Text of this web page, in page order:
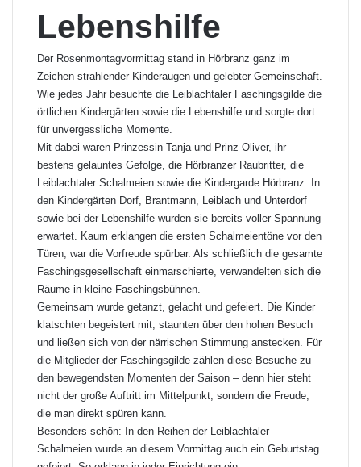
Lebenshilfe
Der Rosenmontagvormittag stand in Hörbranz ganz im
Zeichen strahlender Kinderaugen und gelebter Gemeinschaft.
Wie jedes Jahr besuchte die Leiblachtaler Faschingsgilde die
örtlichen Kindergärten sowie die Lebenshilfe und sorgte dort
für unvergessliche Momente.
Mit dabei waren Prinzessin Tanja und Prinz Oliver, ihr
bestens gelauntes Gefolge, die Hörbranzer Raubritter, die
Leiblachtaler Schalmeien sowie die Kindergarde Hörbranz. In
den Kindergärten Dorf, Brantmann, Leiblach und Unterdorf
sowie bei der Lebenshilfe wurden sie bereits voller Spannung
erwartet. Kaum erklangen die ersten Schalmeientöne vor den
Türen, war die Vorfreude spürbar. Als schließlich die gesamte
Faschingsgesellschaft einmarschierte, verwandelten sich die
Räume in kleine Faschingsbühnen.
Gemeinsam wurde getanzt, gelacht und gefeiert. Die Kinder
klatschten begeistert mit, staunten über den hohen Besuch
und ließen sich von der närrischen Stimmung anstecken. Für
die Mitglieder der Faschingsgilde zählen diese Besuche zu
den bewegendsten Momenten der Saison – denn hier steht
nicht der große Auftritt im Mittelpunkt, sondern die Freude,
die man direkt spüren kann.
Besonders schön: In den Reihen der Leiblachtaler
Schalmeien wurde an diesem Vormittag auch ein Geburtstag